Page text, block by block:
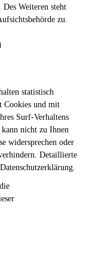
Des Weiteren steht
zu.
statistisch
Cookies und mit
Surf-Verhaltens
nicht zu Ihnen
widersprechen oder
Detaillierte